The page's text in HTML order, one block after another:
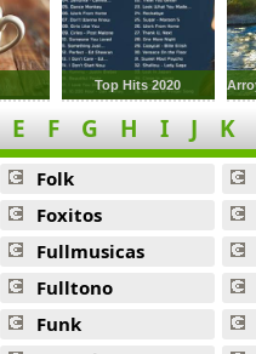
Top Hits 2020
E F G H I J K
Folk
Foxitos
Fullmusicas
Fulltono
Funk